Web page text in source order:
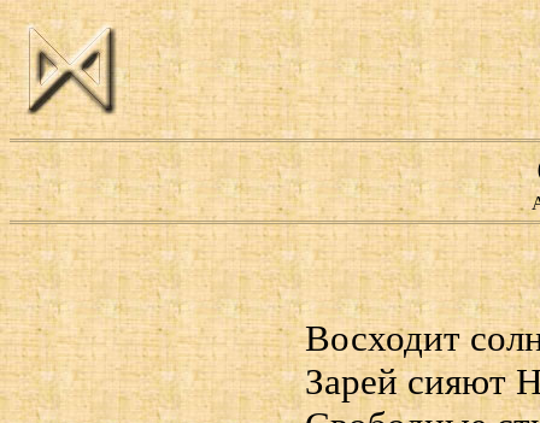
Восходит
Зарей сияют